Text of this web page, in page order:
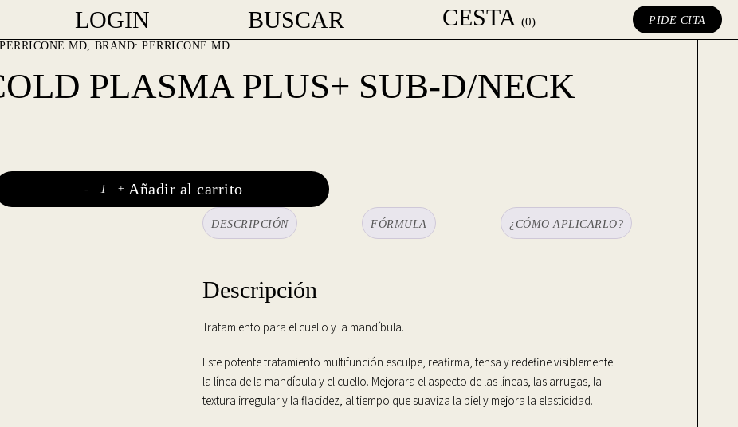
LOGIN BUSCAR CESTA (0) PIDE CITA
PERRICONE MD BRAND: PERRICONE MD
PLASMA PLUS+ SUB-D/NECK
- + Añadir al carrito
DESCRIPCIÓN FÓRMULA ¿CÓMO APLICARLO?
Descripción
Tratamiento para el cuello y la mandíbula.
Este potente tratamiento multifunción esculpe, reafirma, tensa y redefine visiblemente
la línea de la mandíbula y el cuello. Mejorara el aspecto de las líneas, las arrugas, la
textura irregular y la flacidez, al tiempo que suaviza la piel y mejora la elasticidad.